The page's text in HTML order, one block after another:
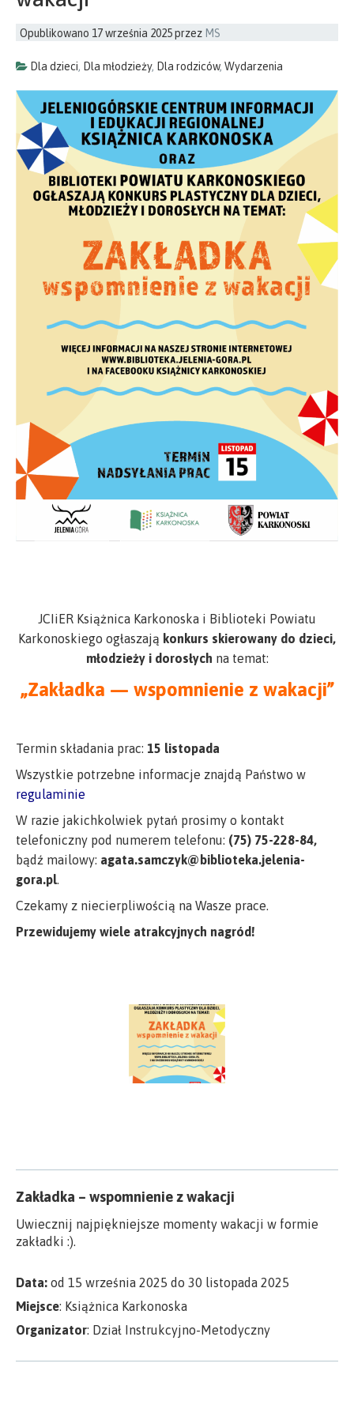
Opublikowano 17 września 2025przez MS
Dla dzieci, Dla młodzieży, Dla rodziców, Wydarzenia
JCIiER Książnica Karkonoska i Biblioteki Powiatu
Karkonoskiego ogłaszają konkurs skierowany do dzieci,
młodzieży i dorosłych na temat:
„Zakładka — wspomnienie z wakacji”
Termin składania prac: 15 listopada
Wszystkie potrzebne informacje znajdą Państwo w
regulaminie
W razie jakichkolwiek pytań prosimy o kontakt
telefoniczny pod numerem telefonu: (75) 75-228-84,
bądź mailowy: agata.samczyk@biblioteka.jelenia-
gora.pl.
Czekamy z niecierpliwością na Wasze prace.
Przewidujemy wiele atrakcyjnych nagród!
Zakładka – wspomnienie z wakacji
Uwiecznij najpiękniejsze momenty wakacji w formie
zakładki :).
Data: od 15 września 2025 do 30 listopada 2025
Miejsce: Książnica Karkonoska
Organizator: Dział Instrukcyjno-Metodyczny